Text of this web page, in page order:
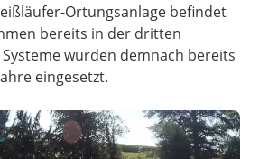
Ortungsanlage befindet
bereits in der dritten
wurden demnach bereits
eingesetzt.